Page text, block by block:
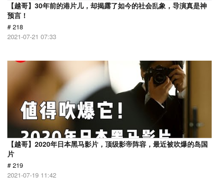
【越哥】30年前的港片儿，却揭露了如今的社会乱象，导演真是神
预言！
# 218
2021-07-21 07:33
【越哥】2020年日本黑马影片，顶级影帝阵容，最近被吹爆的岛国
片
# 219
2021-07-19 11:42